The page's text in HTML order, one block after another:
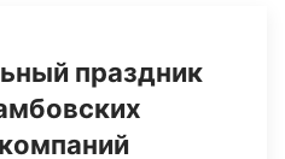
праздник